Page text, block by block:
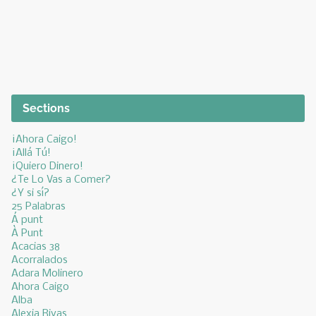
Sections
¡Ahora Caigo!
¡Allá Tú!
¡Quiero Dinero!
¿Te Lo Vas a Comer?
¿Y si sí?
25 Palabras
Á punt
À Punt
Acacias 38
Acorralados
Adara Molinero
Ahora Caigo
Alba
Alexia Rivas